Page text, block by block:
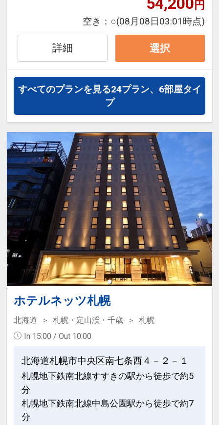
【館内のご案内】
・有料駐車場有（先着順）
・レストラン
・コインランドリーコーナー（有料）
・レストランプラザ札幌（併設されてい
ます）
設定期間：2021年12月29日～2027年2
月28日
インターネットコース番号：DP-2-
200000007100
円
空き： ○(08月08日03:01時点)
詳細 選択
すべてのプランを見る24プラン、6部屋タイ
プ
ホテルネッツ札幌
北海道 札幌・定山渓・千歳
札幌
In 15:00 / Out 10:00
北海道札幌市中央区南七条西４－２－１
札幌地下鉄南北線すすきの駅から徒歩で約5
分
札幌地下鉄南北線中島公園駅から徒歩で約7
分